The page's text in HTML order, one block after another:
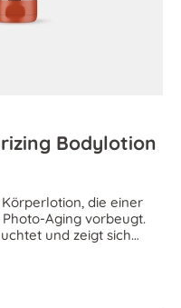
Bodylotion
die einer
Aging vorbeugt.
und zeigt sich